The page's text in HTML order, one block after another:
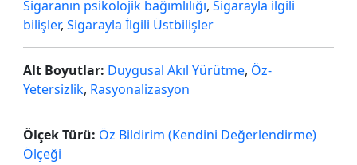
Sigaranın psikolojik bağımlılığı, Sigarayla ilgili
bilişler, Sigarayla İlgili Üstbilişler
Alt Boyutlar: Duygusal Akıl Yürütme, Öz-
Yetersizlik, Rasyonalizasyon
Ölçek Türü: Öz Bildirim (Kendini Değerlendirme)
Ölçeği